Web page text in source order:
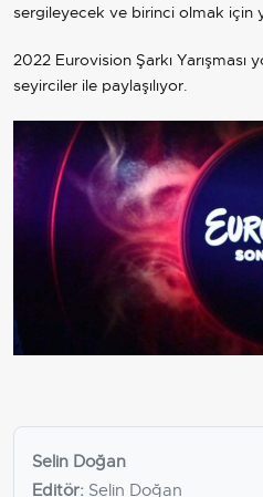
sergileyecek ve birinci olmak için
2022 Eurovision Şarkı Yarışması
seyirciler ile paylaşılıyor.
Selin Doğan
Editör: Selin Doğan